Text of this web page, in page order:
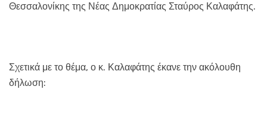
Θεσσαλονίκης της Νέας Δημοκρατίας Σταύρος Καλαφάτης.
Σχετικά με το θέμα, ο κ. Καλαφάτης έκανε την ακόλουθη
δήλωση: